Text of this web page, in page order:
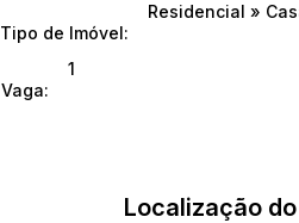
Tipo de Imóvel:
Residencial »
Vaga:
1
Localização